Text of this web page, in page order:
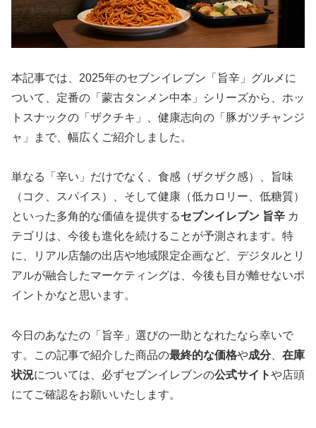
本記事では、2025年のセブンイレブン「旨辛」グルメに
ついて、定番の「蒙古タンメン中本」シリーズから、ホッ
トスナックの「ザクチキ」、健康志向の「豚ガツチャンジ
ャ」まで、幅広くご紹介しました。
単なる「辛い」だけでなく、食感（ザクザク感）、旨味
（コク、スパイス）、そして健康（低カロリー、低糖質）
といった多角的な価値を提供するセブンイレブン 旨辛 カ
テゴリは、今後も進化を続けることが予測されます。特
に、リアル店舗の出店や地域限定企画など、デジタルとリ
アルが融合したマーケティングは、今後も目が離せないポ
イントかなと思います。
今日のあなたの「旨辛」選びの一助となれたなら幸いで
す。この記事で紹介した商品の最終的な価格や成分、 在庫
状況については、必ずセブンイレブンの公式サイトや店頭
にてご確認をお願いいたします。